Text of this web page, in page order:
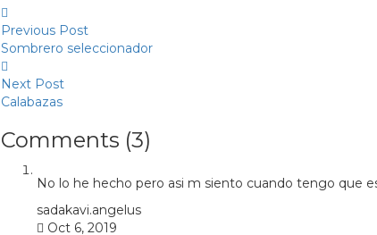
Previous Post
Sombrero seleccionador
Next Post
Calabazas
Comments (3)
No lo he hecho pero asi m siento cuando tengo que
sadakavi.angelus
Oct 6, 2019